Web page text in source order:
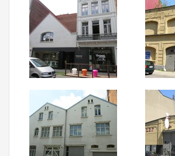
Hergebruik
Over ons
Aanmelden